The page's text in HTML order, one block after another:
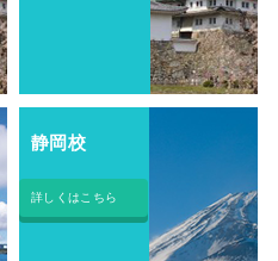
静岡校
詳しくはこちら